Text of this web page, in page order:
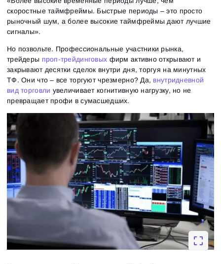
скоростные таймфреймы. Быстрые периоды – это просто
рыночный шум, а более высокие таймфреймы дают лучшие
сигналы».
Но позвольте. Профессиональные участники рынка,
трейдеры проп-трейдинговых фирм активно открывают и
закрывают десятки сделок внутри дня, торгуя на минутных
ТФ. Они что – все торгуют чрезмерно? Да, внутридневной
вид торговли увеличивает когнитивную нагрузку, но не
превращает профи в сумасшедших.